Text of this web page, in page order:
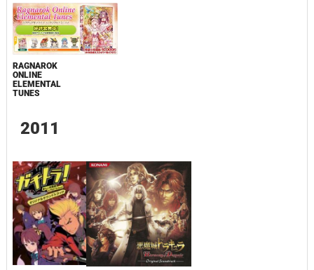
RAGNAROK
ONLINE
ELEMENTAL
TUNES
2011